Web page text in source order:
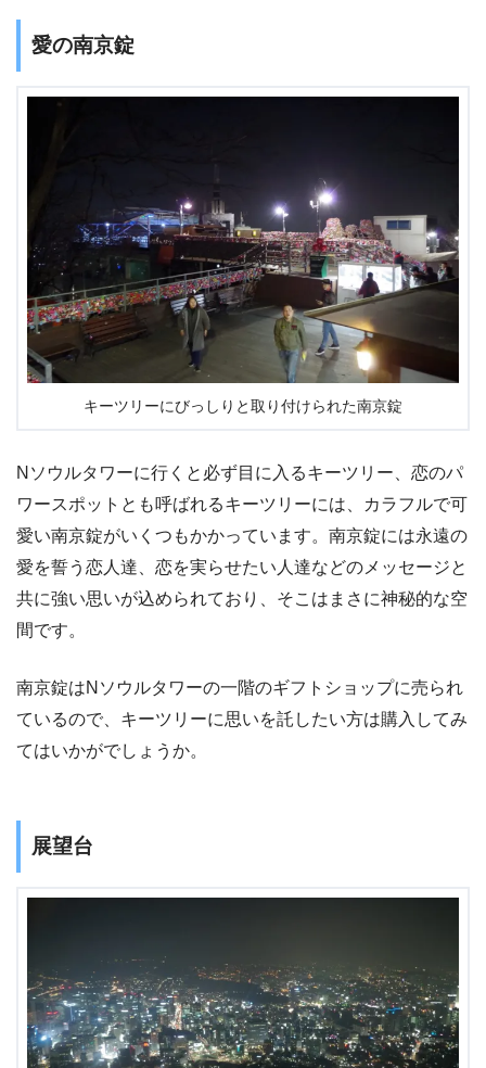
愛の南京錠
キーツリーにびっしりと取り付けられた南京錠
Nソウルタワーに行くと必ず目に入るキーツリー、恋のパ
ワースポットとも呼ばれるキーツリーには、カラフルで可
愛い南京錠がいくつもかかっています。南京錠には永遠の
愛を誓う恋人達、恋を実らせたい人達などのメッセージと
共に強い思いが込められており、そこはまさに神秘的な空
間です。
南京錠はNソウルタワーの一階のギフトショップに売られ
ているので、キーツリーに思いを託したい方は購入してみ
てはいかがでしょうか。
展望台